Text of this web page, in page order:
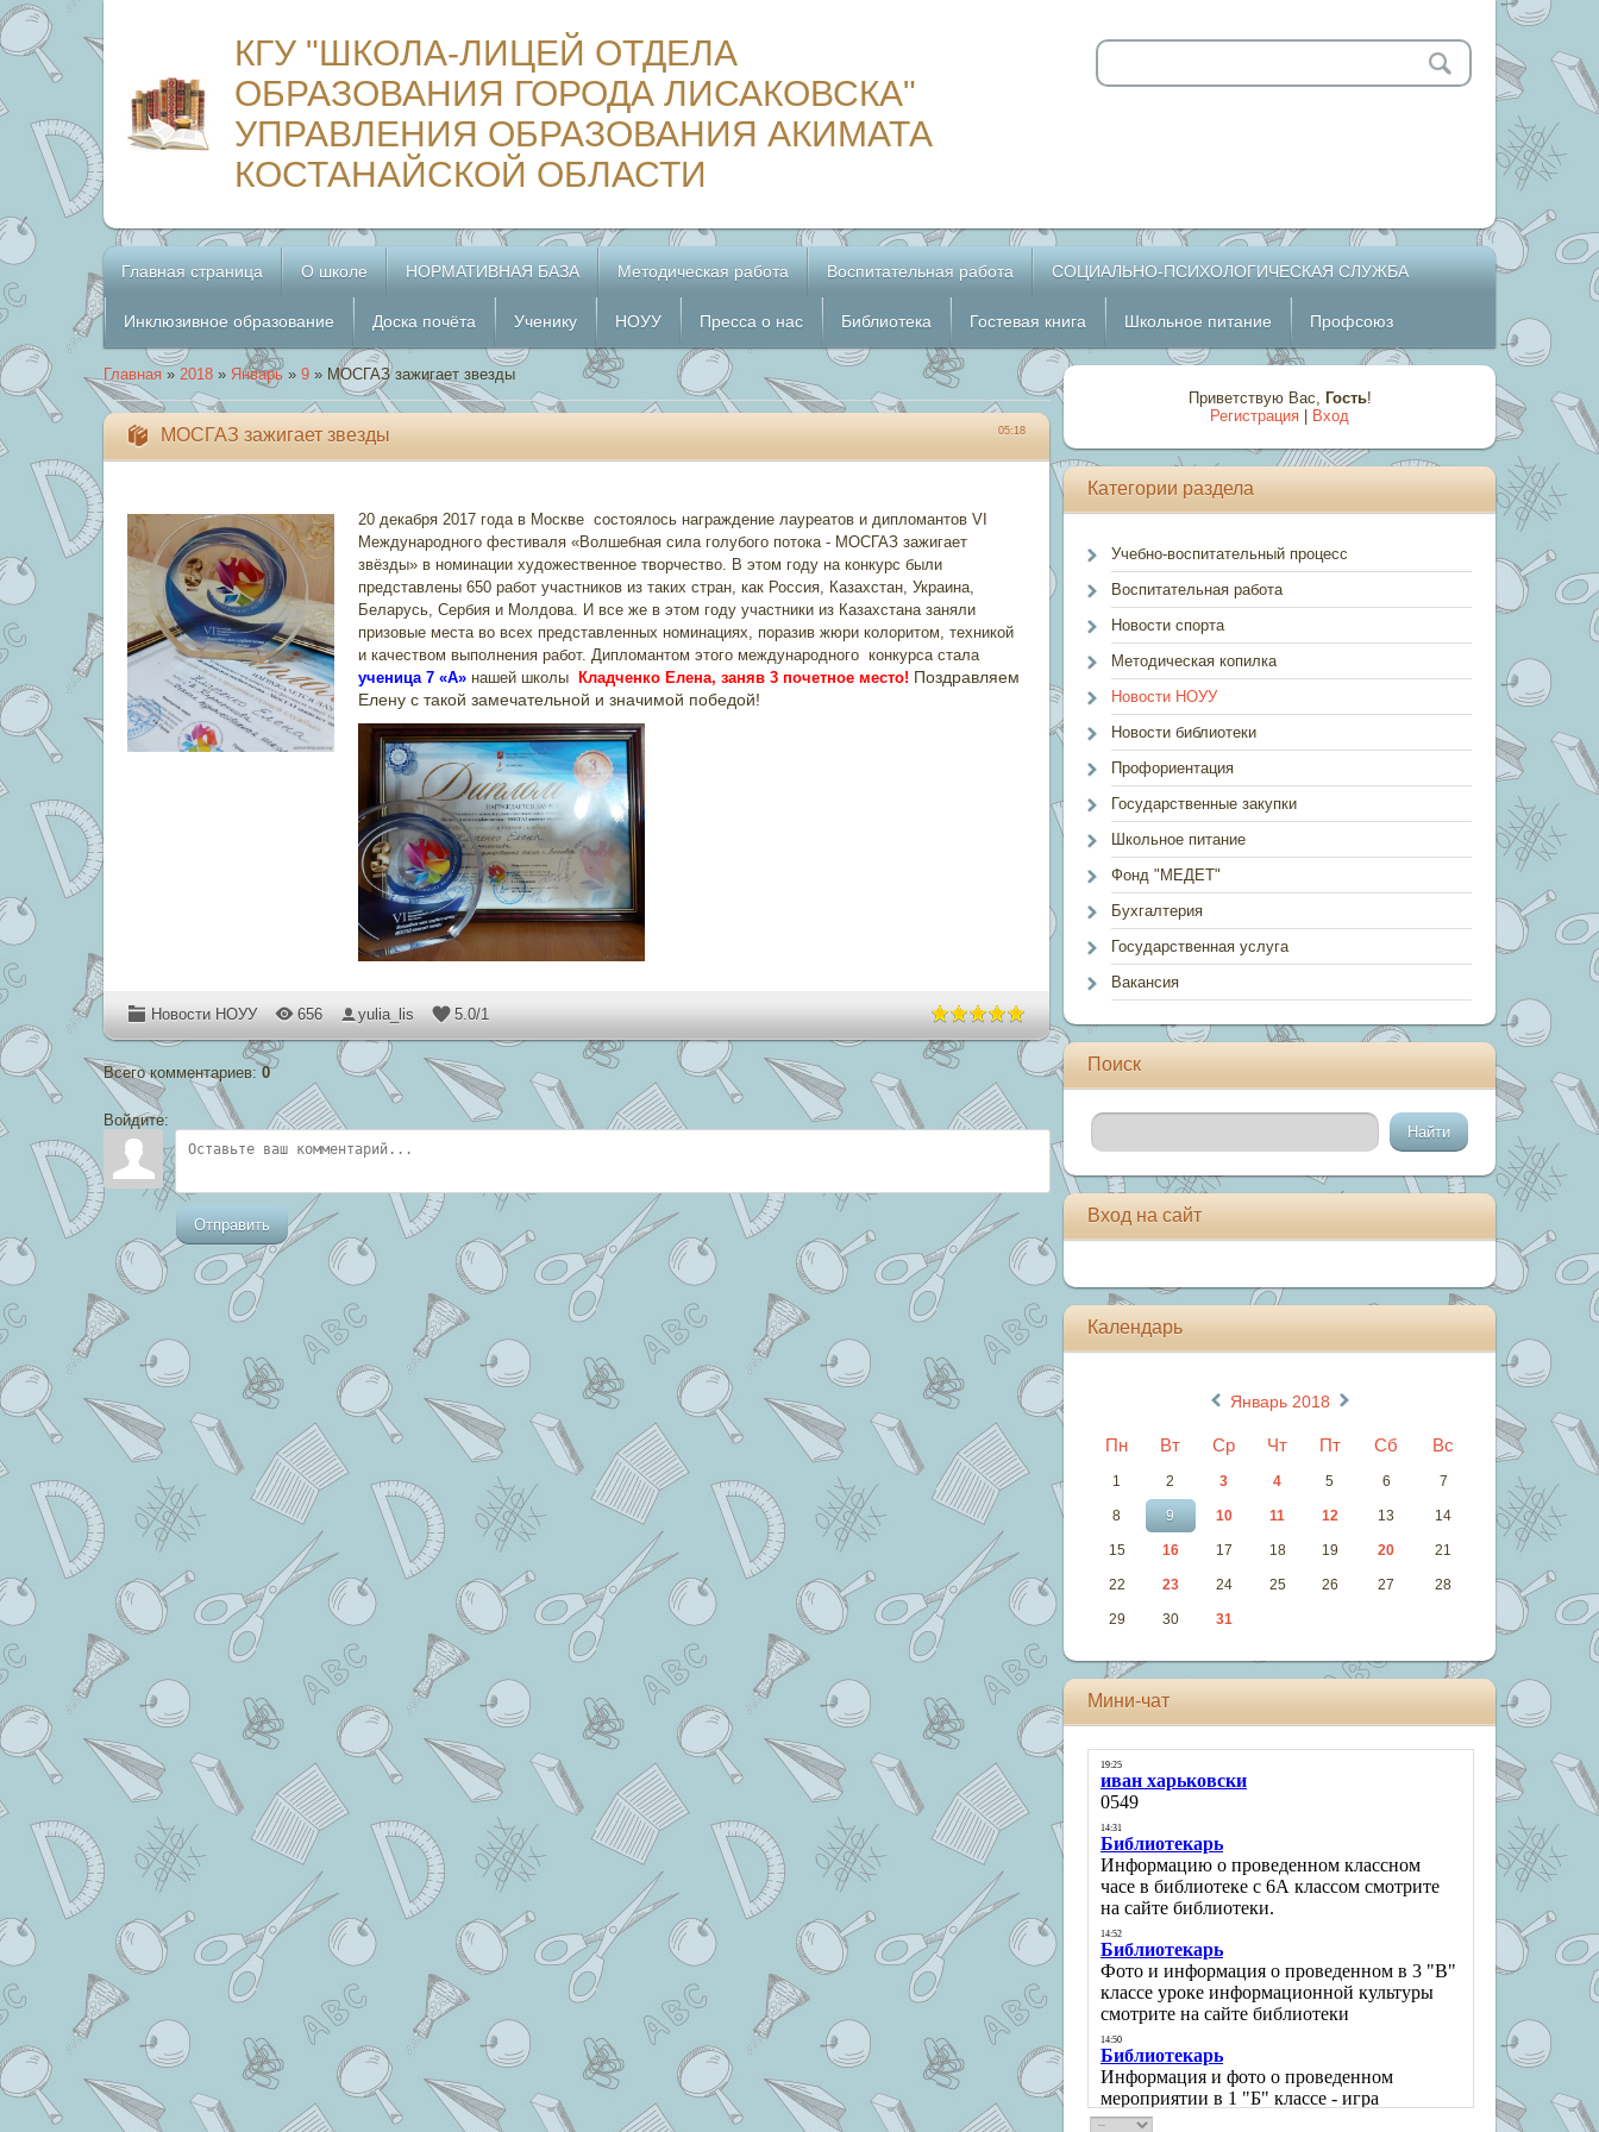
КГУ "ШКОЛА-ЛИЦЕЙ ОТДЕЛА
ОБРАЗОВАНИЯ ГОРОДА ЛИСАКОВСКА"
УПРАВЛЕНИЯ ОБРАЗОВАНИЯ АКИМАТА
КОСТАНАЙСКОЙ ОБЛАСТИ
Главная страница О школе НОРМАТИВНАЯ БАЗА Методическая работа Воспитательная работа СОЦИАЛЬНО-ПСИХОЛОГИЧЕСКАЯ СЛУЖБА
Инклюзивное образование Доска почёта Ученику НОУУ Пресса о нас Библиотека Гостевая книга Школьное питание Профсоюз
Главная » 2018 » Январь » 9 » МОСГАЗ зажигает звезды
05:18
МОСГАЗ зажигает звезды
20 декабря 2017 года в Москве состоялось награждение лауреатов и дипломантов VI
Международного фестиваля «Волшебная сила голубого потока - МОСГАЗ зажигает
звёзды» в номинации художественное творчество. В этом году на конкурс были
представлены 650 работ участников из таких стран, как Россия, Казахстан, Украина,
Беларусь, Сербия и Молдова. И все же в этом году участники из Казахстана заняли
призовые места во всех представленных номинациях, поразив жюри колоритом, техникой
и качеством выполнения работ. Дипломантом этого международного конкурса стала
ученица 7 «А» нашей школы Кладченко Елена, заняв 3 почетное место! Поздравляем
Елену с такой замечательной и значимой победой!
Новости НОУУ 656 yulia_lis 5.0/1
Всего комментариев: 0
Войдите:
Отправить
Приветствую Вас, Гость!
Регистрация
Вход
Категории раздела
Учебно-воспитательный процесс
Воспитательная работа
Новости спорта
Методическая копилка
Новости НОУУ
Новости библиотеки
Профориентация
Государственные закупки
Школьное питание
Фонд "МЕДЕТ"
Бухгалтерия
Государственная услуга
Вакансия
Поиск
Вход на сайт
Календарь
« Январь 2018 »
Пн Вт Ср Чт Пт Сб Вс
1 2 3 4 5 6 7
8 9 10 11 12 13 14
15 16 17 18 19 20 21
22 23 24 25 26 27 28
29 30 31
Мини-чат